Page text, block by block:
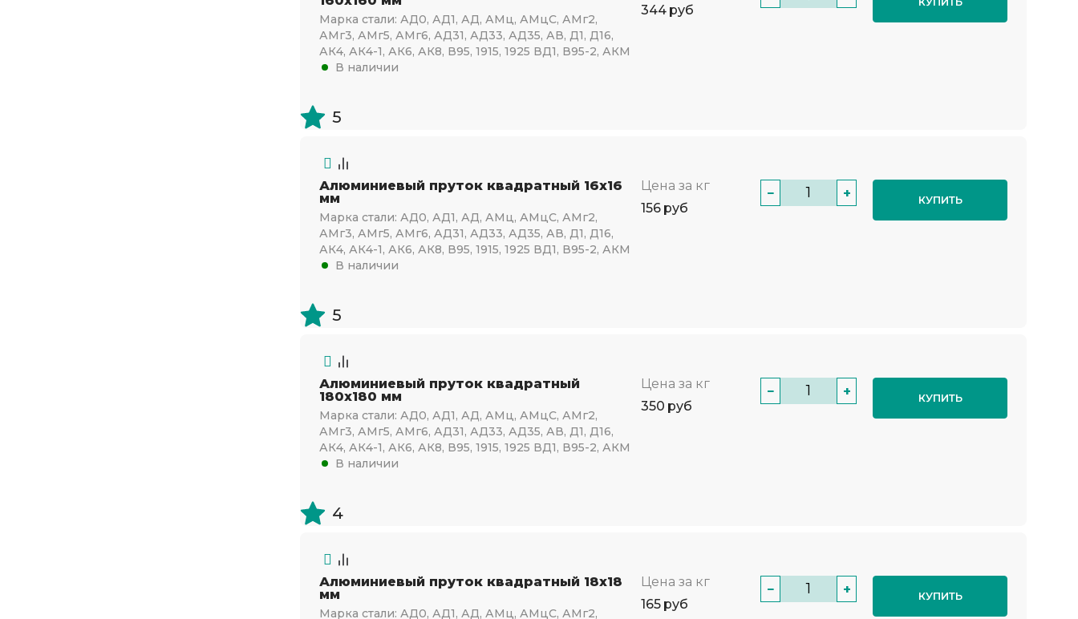
Марка стали: АД0, АД1, АД, АМц, АМцС, АМг2,
АМг3, АМг5, АМг6, АД31, АД33, АД35, АВ, Д1, Д16,
АК4, АК4-1, АК6, АК8, В95, 1915, 1925 ВД1, В95-2, АКМ
В наличии
344 руб
5
Алюминиевый пруток квадратный 16х16
мм
Марка стали: АД0, АД1, АД, АМц, АМцС, АМг2,
АМг3, АМг5, АМг6, АД31, АД33, АД35, АВ, Д1, Д16,
АК4, АК4-1, АК6, АК8, В95, 1915, 1925 ВД1, В95-2, АКМ
В наличии
Цена за кг
156 руб
− + КУПИТЬ
5
Алюминиевый пруток квадратный
180х180 мм
Марка стали: АД0, АД1, АД, АМц, АМцС, АМг2,
АМг3, АМг5, АМг6, АД31, АД33, АД35, АВ, Д1, Д16,
АК4, АК4-1, АК6, АК8, В95, 1915, 1925 ВД1, В95-2, АКМ
В наличии
Цена за кг
350 руб
− + КУПИТЬ
4
Алюминиевый пруток квадратный 18х18
мм
Марка стали: АД0, АД1, АД, АМц, АМцС, АМг2,
Цена за кг
165 руб
− + КУПИТЬ